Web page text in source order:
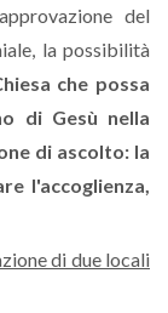
del
la possibilità
che possa
di Gesù nella
di ascolto: la
l'accoglienza,
di due locali